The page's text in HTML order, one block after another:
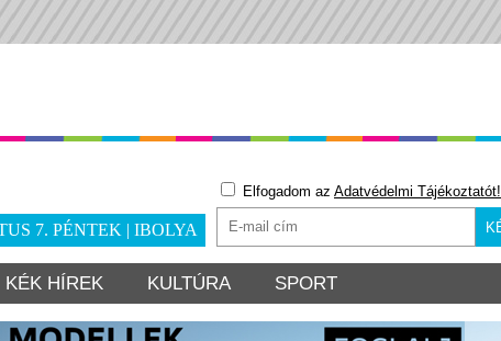
7. PÉNTEK | IBOLYA
Elfogadom az Adatvédelmi Tájékoztatót!
KÉK HÍREK KULTÚRA SPORT